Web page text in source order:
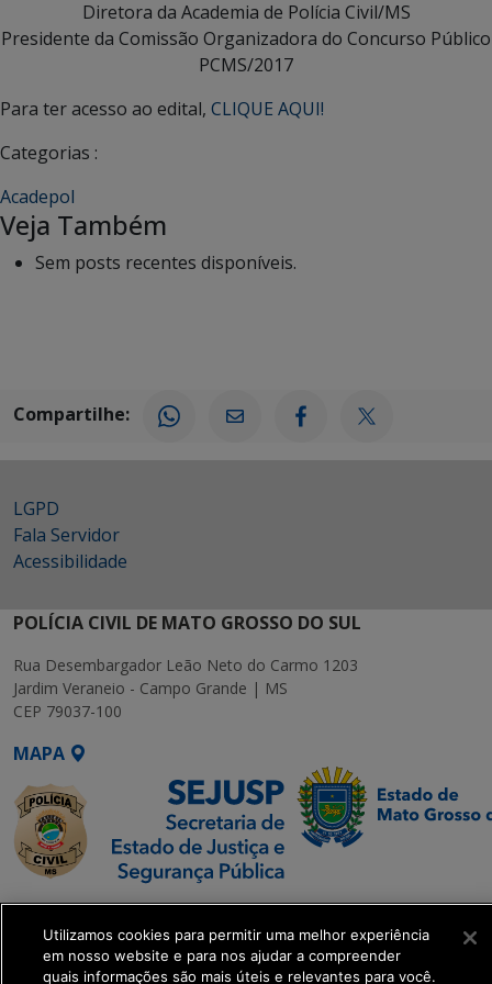
Diretora da Academia de Polícia Civil/MS
Presidente da Comissão Organizadora do Concurso Público
PCMS/2017
Para ter acesso ao edital, CLIQUE AQUI!
Categorias :
Acadepol
Veja Também
Sem posts recentes disponíveis.
Compartilhe:
LGPD
Fala Servidor
Acessibilidade
POLÍCIA CIVIL DE MATO GROSSO DO SUL
Rua Desembargador Leão Neto do Carmo 1203
Jardim Veraneio - Campo Grande | MS
CEP 79037-100
MAPA
SETDIG | Secretaria-
Executiva de
Transformação Digital
Utilizamos cookies para permitir uma melhor experiência
em nosso website e para nos ajudar a compreender
quais informações são mais úteis e relevantes para você.